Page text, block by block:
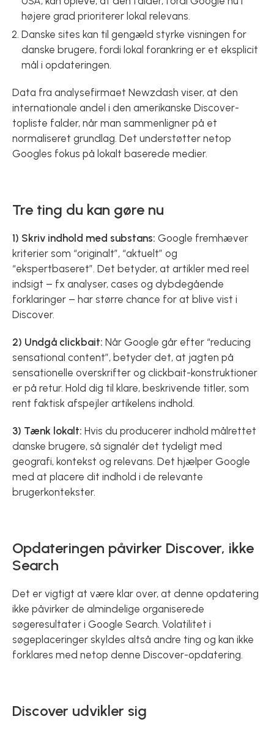
højere grad prioriterer lokal relevans.
Danske sites kan til gengæld styrke visningen for
danske brugere, fordi lokal forankring er et eksplicit
mål i opdateringen.
Data fra analysefirmaet Newzdash viser, at den
internationale andel i den amerikanske Discover-
topliste falder, når man sammenligner på et
normaliseret grundlag. Det understøtter netop
Googles fokus på lokalt baserede medier.
Tre ting du kan gøre nu
1) Skriv indhold med substans: Google fremhæver
kriterier som “originalt”, “aktuelt” og
“ekspertbaseret”. Det betyder, at artikler med reel
indsigt – fx analyser, cases og dybdegående
forklaringer – har større chance for at blive vist i
Discover.
2) Undgå clickbait: Når Google går efter “reducing
sensational content”, betyder det, at jagten på
sensationelle overskrifter og clickbait-konstruktioner
er på retur. Hold dig til klare, beskrivende titler, som
rent faktisk afspejler artikelens indhold.
3) Tænk lokalt: Hvis du producerer indhold målrettet
danske brugere, så signalér det tydeligt med
geografi, kontekst og relevans. Det hjælper Google
med at placere dit indhold i de relevante
brugerkontekster.
Opdateringen påvirker Discover, ikke
Search
Det er vigtigt at være klar over, at denne opdatering
ikke påvirker de almindelige organiserede
søgeresultater i Google Search. Volatilitet i
søgeplaceringer skyldes altså andre ting og kan ikke
forklares med netop denne Discover-opdatering.
Discover udvikler sig